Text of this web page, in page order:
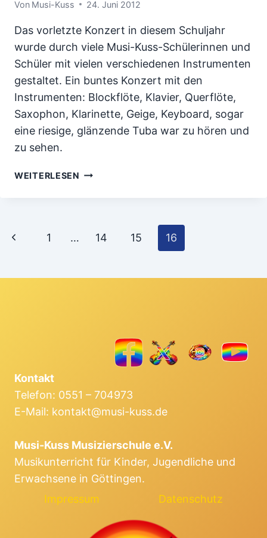
Von Musi-Kuss 24. Juni 2012
Das vorletzte Konzert in diesem Schuljahr
wurde durch viele Musi-Kuss-Schülerinnen und
Schüler mit vielen verschiedenen Instrumenten
gestaltet. Ein buntes Konzert mit den
Instrumenten: Blockflöte, Klavier, Querflöte,
Saxophon, Klarinette, Geige, Keyboard, sogar
eine riesige, glänzende Tuba war zu hören und
zu sehen.
WEITERLESEN JUNI-
Seitennavigation
Vorherige
1 … 14 15 16
Kontakt
Telefon: 0551 – 704973
E-Mail: kontakt@musi-kuss.de
Musi-Kuss Musizierschule e.V.
Musikunterricht für Kinder, Jugendliche und
Erwachsene in Göttingen.
Impressum
Datenschutz